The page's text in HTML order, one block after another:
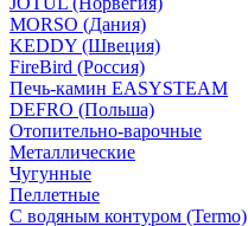
MORSO (Дания)
KEDDY (Швеция)
FireBird (Россия)
Печь-камин EASYSTEAM
DEFRO (Польша)
Отопительно-варочные
Металлические
Чугунные
Пеллетные
С водяным контуром (Termo)